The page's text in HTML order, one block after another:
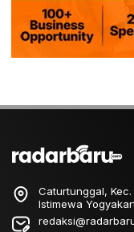
Caturtunggal,
Istimewa